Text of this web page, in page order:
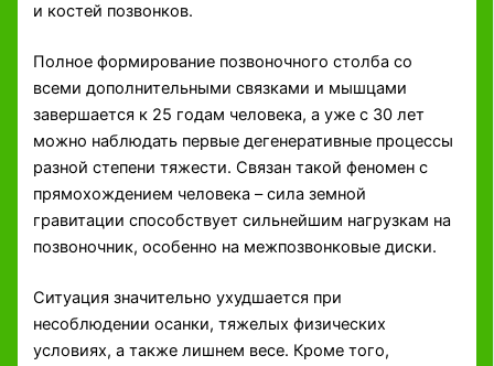
и костей позвонков.
Полное формирование позвоночного столба со
всеми дополнительными связками и мышцами
завершается к 25 годам человека, а уже с 30 лет
можно наблюдать первые дегенеративные процессы
разной степени тяжести. Связан такой феномен с
прямохождением человека – сила земной
гравитации способствует сильнейшим нагрузкам на
позвоночник, особенно на межпозвонковые диски.
Ситуация значительно ухудшается при
несоблюдении осанки, тяжелых физических
условиях, а также лишнем весе. Кроме того,